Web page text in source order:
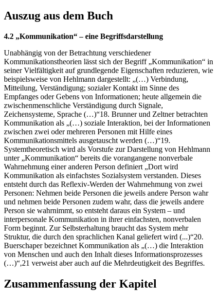
Auszug aus dem Buch
4.2 „Kommunikation“ – eine Begriffsdarstellung
Unabhängig von der Betrachtung verschiedener
Kommunikationstheorien lässt sich der Begriff „Kommunikation“ in
seiner Vielfältigkeit auf grundlegende Eigenschaften reduzieren, wie
beispielsweise von Hehlmann dargestellt: „(…) Verbindung,
Mitteilung, Verständigung; sozialer Kontakt im Sinne des
Empfanges oder Gebens von Informationen; heute allgemein die
zwischenmenschliche Verständigung durch Signale,
Zeichensysteme, Sprache (…)“18. Brunner und Zeltner betrachten
Kommunikation als „(…) soziale Interaktion, bei der Informationen
zwischen zwei oder mehreren Personen mit Hilfe eines
Kommunikationsmittels ausgetauscht werden (…)“19.
Systemtheoretisch wird als Vorstufe zur Darstellung von Hehlmann
unter „Kommunikation“ bereits die vorangangene nonverbale
Wahrnehmung einer anderen Person definiert „Dort wird
Kommunikation als einfachstes Sozialsystem verstanden. Dieses
entsteht durch das Reflexiv-Werden der Wahrnehmung von zwei
Personen: Nehmen beide Personen die jeweils andere Person wahr
und nehmen beide Personen zudem wahr, dass die jeweils andere
Person sie wahrnimmt, so entsteht daraus ein System – und
interpersonale Kommunikation in ihrer einfachsten, nonverbalen
Form beginnt. Zur Selbsterhaltung braucht das System mehr
Struktur, die durch den sprachlichen Kanal geliefert wird (...)“20.
Buerschaper bezeichnet Kommunikation als „(…) die Interaktion
von Menschen und auch den Inhalt dieses Informationsprozesses
(…)“,21 verweist aber auch auf die Mehrdeutigkeit des Begriffes.
Zusammenfassung der Kapitel